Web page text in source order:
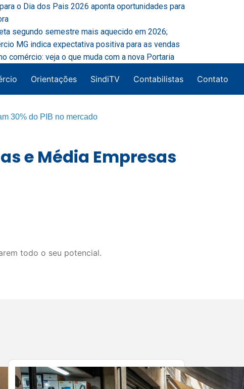
o Dia dos Pais 2026 aponta oportunidades para
segundo semestre mais aquecido em 2026;
MG indica expectativa positiva para as vendas
comércio: veja o que muda com a nova Portaria
Orientações SindiTV Contabilistas Contato
30% do PIB no mercado
e Média Empresas
todo o seu potencial.